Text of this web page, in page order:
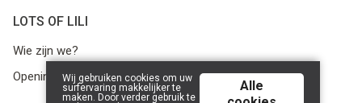
LOTS OF LILI
Wie zijn we?
OpeningsurenWij gebruiken cookies om uw
surfervaring makkelijker te
maken. Door verder gebruik te
Alle